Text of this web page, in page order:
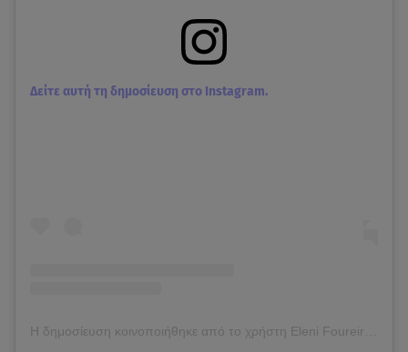
Δείτε αυτή τη δημοσίευση στο Instagram.